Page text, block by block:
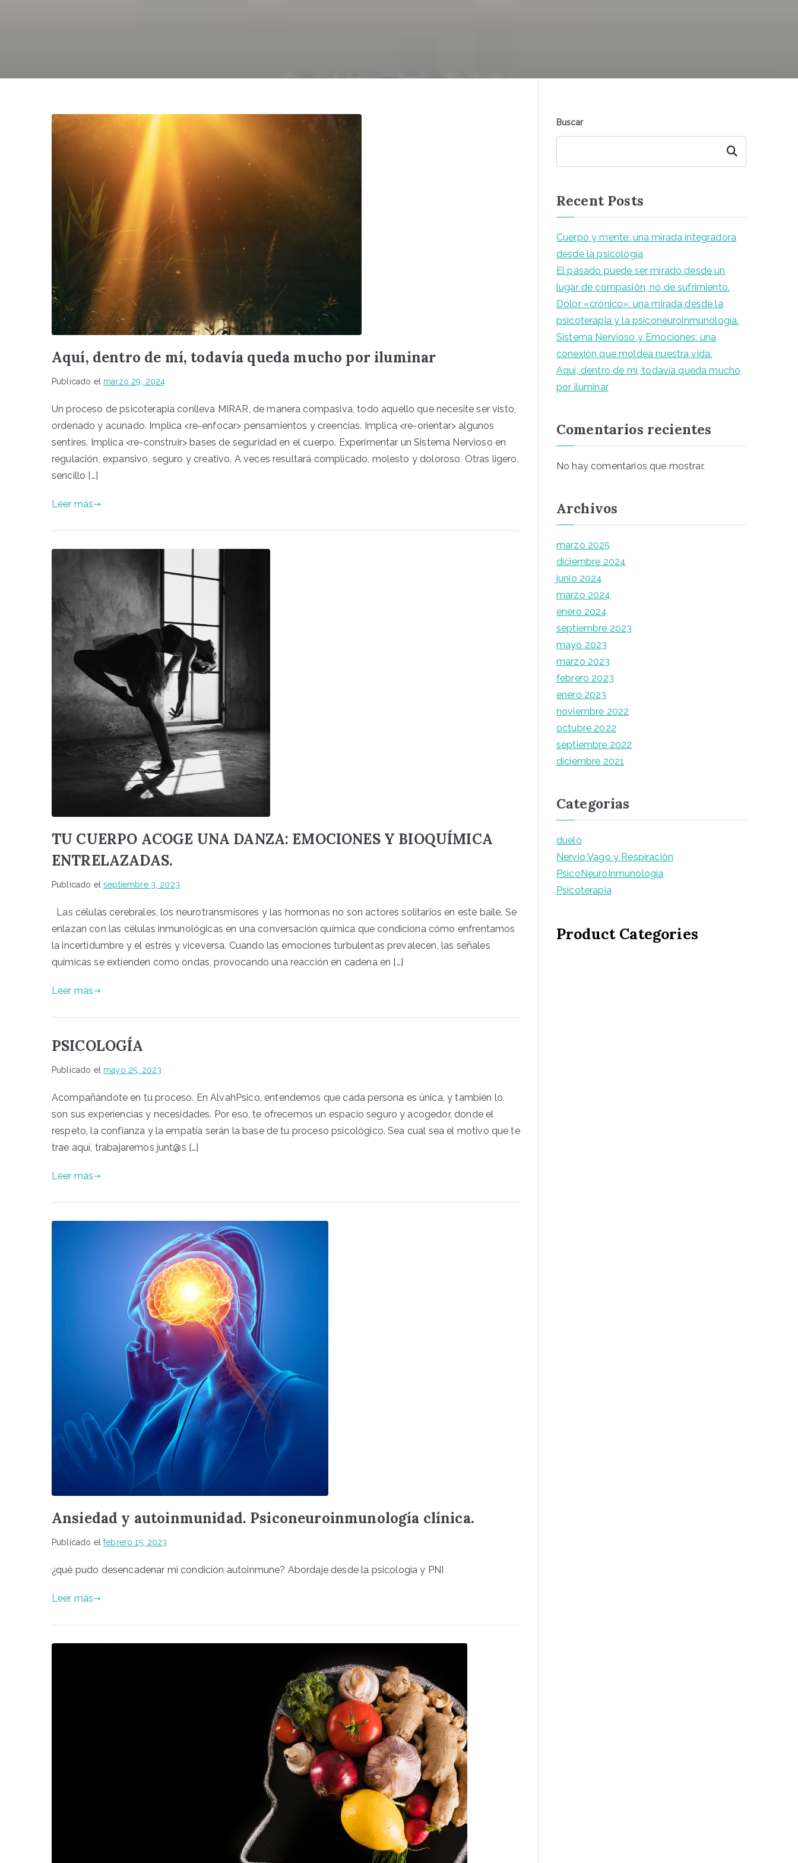
Aquí, dentro de mí, todavía queda mucho por iluminar
Publicado el marzo 29, 2024
Un proceso de psicoterapia conlleva MIRAR, de manera compasiva, todo aquello que necesite ser visto,
ordenado y acunado. Implica <re-enfocar> pensamientos y creencias. Implica <re-orientar> algunos
sentires. Implica <re-construir> bases de seguridad en el cuerpo. Experimentar un Sistema Nervioso en
regulación, expansivo, seguro y creativo. A veces resultará complicado, molesto y doloroso. Otras ligero,
sencillo […]
Leer más
TU CUERPO ACOGE UNA DANZA: EMOCIONES Y BIOQUÍMICA
ENTRELAZADAS.
Publicado elseptiembre 3, 2023
Las células cerebrales, los neurotransmisores y las hormonas no son actores solitarios en este baile. Se
enlazan con las células inmunológicas en una conversación química que condiciona cómo enfrentamos
la incertidumbre y el estrés y viceversa. Cuando las emociones turbulentas prevalecen, las señales
químicas se extienden como ondas, provocando una reacción en cadena en […]
Leer más
PSICOLOGÍA
Publicado el mayo 25, 2023
Acompañándote en tu proceso. En AlvahPsico, entendemos que cada persona es única, y también lo
son sus experiencias y necesidades. Por eso, te ofrecemos un espacio seguro y acogedor, donde el
respeto, la confianza y la empatía serán la base de tu proceso psicológico. Sea cual sea el motivo que te
trae aquí, trabajaremos junt@s […]
Leer más
Ansiedad y autoinmunidad. Psiconeuroinmunología clínica.
Publicado elfebrero 15, 2023
¿qué pudo desencadenar mi condición autoinmune? Abordaje desde la psicología y PNI
Leer más
Buscar
Buscar
Recent Posts
Cuerpo y mente: una mirada integradora
desde la psicología
El pasado puede ser mirado desde un
lugar de compasión, no de sufrimiento.
Dolor «crónico»: una mirada desde la
psicoterapia y la psiconeuroinmunología.
Sistema Nervioso y Emociones: una
conexión que moldea nuestra vida.
Aquí, dentro de mí, todavía queda mucho
por iluminar
Comentarios recientes
No hay comentarios que mostrar.
Archivos
marzo 2025
diciembre 2024
junio 2024
marzo 2024
enero 2024
septiembre 2023
mayo 2023
marzo 2023
febrero 2023
enero 2023
noviembre 2022
octubre 2022
septiembre 2022
diciembre 2021
Categorias
duelo
Nervio Vago y Respiración
PsicoNeuroInmunologia
Psicoterapia
Product Categories